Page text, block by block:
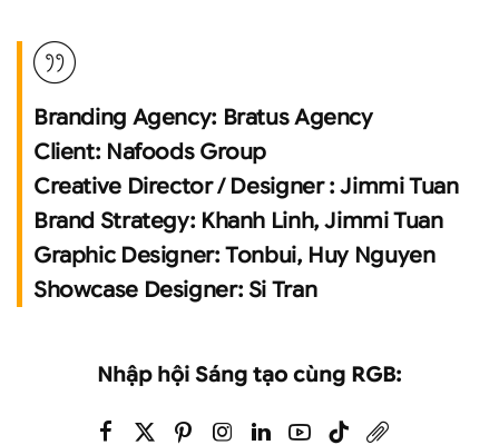
Branding Agency: Bratus Agency
Client: Nafoods Group
Creative Director / Designer : Jimmi Tuan
Brand Strategy: Khanh Linh, Jimmi Tuan
Graphic Designer: Tonbui, Huy Nguyen
Showcase Designer: Si Tran
Nhập hội Sáng tạo cùng RGB: